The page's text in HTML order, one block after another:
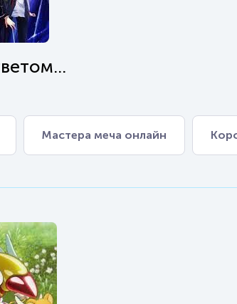
Мастера меча онлайн